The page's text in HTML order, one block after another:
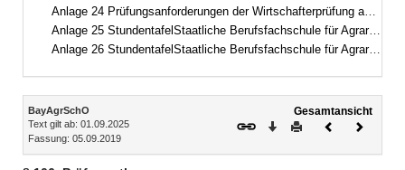
Anlage 24 Prüfungsanforderungen der Wirtschafterprüfung an der Meister- und Technikerschule für Weinbau und Gartenbau
Anlage 25 StundentafelStaatliche Berufsfachschule für Agrartechnische Assistentinnen und Assistenten, Fachrichtung Lebensmittel – Pflanze – Umwelt
Anlage 26 StundentafelStaatliche Berufsfachschule für Agrartechnische Assistentinnen und Assistenten, Fachrichtung Biotechnologie
Inhalt
BayAgrSchO
Text gilt ab: 01.09.2025
Fassung: 05.09.2019
Gesamtansicht
Download
DruckenVorheriges